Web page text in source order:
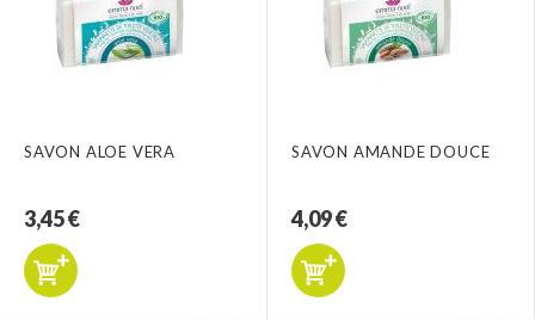
SAVON ALOE VERA
3,45 €
SAVON AMANDE DOUCE
4,09 €